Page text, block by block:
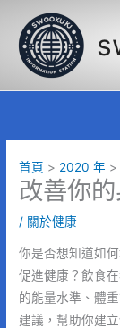
首頁 2020 年
改善你
/ 關於健康
你是否想知道如
促進健康？飲食
的能量水準、體
建議，幫助你建